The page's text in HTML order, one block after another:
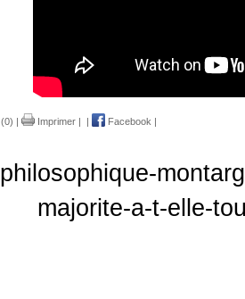
| Imprimer | | Facebook |
majorite-a-t-elle-